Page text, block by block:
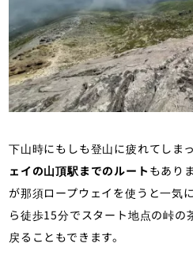
下山時にもしも登山に疲れてしま
ェイの山頂駅までのルート もあり
が那須ロープウェイを使うと一気
ら徒歩15分でスタート地点の峠の
戻ることもできます。